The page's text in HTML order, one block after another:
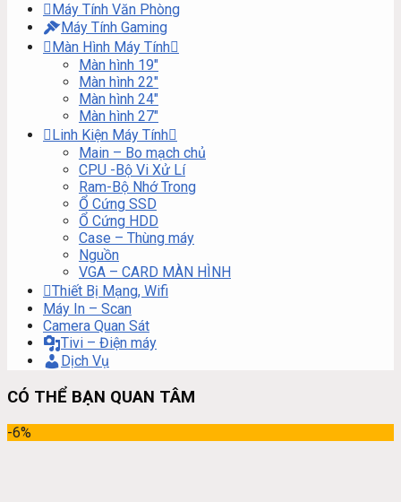
Máy Tính Văn Phòng
Máy Tính Gaming
Màn Hình Máy Tính
Màn hình 19″
Màn hình 22″
Màn hình 24″
Màn hình 27″
Linh Kiện Máy Tính
Main – Bo mạch chủ
CPU -Bộ Vi Xử Lí
Ram-Bộ Nhớ Trong
Ổ Cứng SSD
Ổ Cứng HDD
Case – Thùng máy
Nguồn
VGA – CARD MÀN HÌNH
Thiết Bị Mạng, Wifi
Máy In – Scan
Camera Quan Sát
Tivi – Điện máy
Dịch Vụ
CÓ THỂ BẠN QUAN TÂM
-6%